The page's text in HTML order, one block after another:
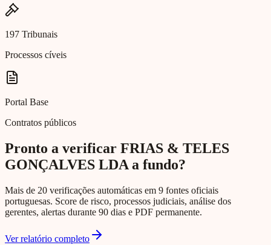
197 Tribunais
Processos cíveis
Portal Base
Contratos públicos
Pronto a verificar FRIAS & TELES
GONÇALVES LDA a fundo?
Mais de 20 verificações automáticas em 9 fontes oficiais
portuguesas. Score de risco, processos judiciais, análise dos
gerentes, alertas durante 90 dias e PDF permanente.
Ver relatório completo